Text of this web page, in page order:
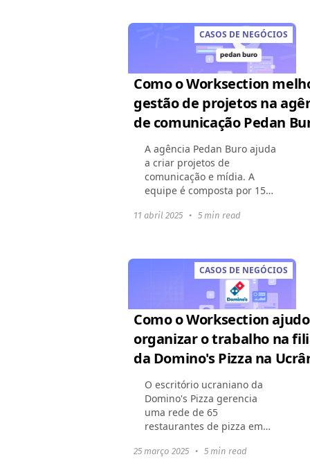
financeiros...
CASOS DE NEGÓCIOS
Como o Worksection
gestão de projetos na
de comunicação Pedan
A agência Pedan Buro ajuda
a criar projetos de
comunicação e mídia. A
equipe é composta por 15
contratados. Além de
próprias iniciativas...
11 abril 2025 • 5 min read
CASOS DE NEGÓCIOS
Como o Worksection
organizar o trabalho na
da Domino's Pizza na
O escritório ucraniano da
Domino's Pizza gerencia
uma rede de 65
restaurantes de pizza em
escritório coordena
25 março 2025 • 5 min read